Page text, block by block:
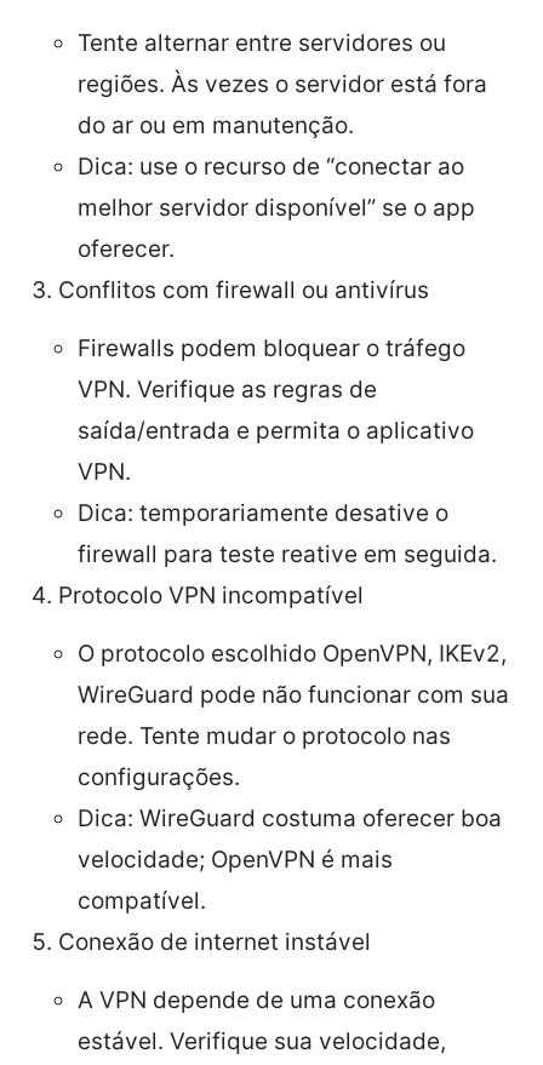
Tente alternar entre servidores ou
regiões. Às vezes o servidor está fora
do ar ou em manutenção.
Dica: use o recurso de “conectar ao
melhor servidor disponível” se o app
oferecer.
Conflitos com firewall ou antivírus
Firewalls podem bloquear o tráfego
VPN. Verifique as regras de
saída/entrada e permita o aplicativo
VPN.
Dica: temporariamente desative o
firewall para teste reative em seguida.
Protocolo VPN incompatível
O protocolo escolhido OpenVPN, IKEv2,
WireGuard pode não funcionar com sua
rede. Tente mudar o protocolo nas
configurações.
Dica: WireGuard costuma oferecer boa
velocidade; OpenVPN é mais
compatível.
Conexão de internet instável
A VPN depende de uma conexão
estável. Verifique sua velocidade,